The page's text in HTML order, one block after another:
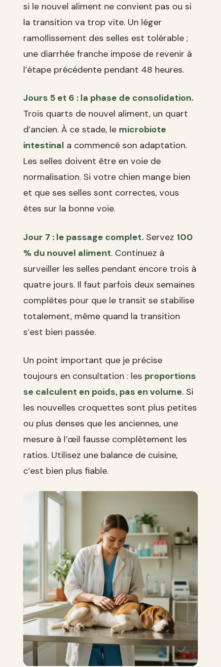
si le nouvel aliment ne convient pas ou si
la transition va trop vite. Un léger
ramollissement des selles est tolérable ;
une diarrhée franche impose de revenir à
l’étape précédente pendant 48 heures.
Jours 5 et 6 : la phase de consolidation.
Trois quarts de nouvel aliment, un quart
d’ancien. À ce stade, le microbiote
intestinal a commencé son adaptation.
Les selles doivent être en voie de
normalisation. Si votre chien mange bien
et que ses selles sont correctes, vous
êtes sur la bonne voie.
Jour 7 : le passage complet. Servez 100
% du nouvel aliment. Continuez à
surveiller les selles pendant encore trois à
quatre jours. Il faut parfois deux semaines
complètes pour que le transit se stabilise
totalement, même quand la transition
s’est bien passée.
Un point important que je précise
toujours en consultation : les proportions
se calculent en poids, pas en volume. Si
les nouvelles croquettes sont plus petites
ou plus denses que les anciennes, une
mesure à l’œil fausse complètement les
ratios. Utilisez une balance de cuisine,
c’est bien plus fiable.